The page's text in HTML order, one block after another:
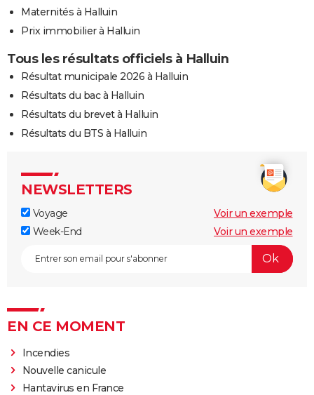
Maternités à Halluin
Prix immobilier à Halluin
Tous les résultats officiels à Halluin
Résultat municipale 2026 à Halluin
Résultats du bac à Halluin
Résultats du brevet à Halluin
Résultats du BTS à Halluin
NEWSLETTERS
Voyage
Voir un exemple
Week-End
Voir un exemple
EN CE MOMENT
Incendies
Nouvelle canicule
Hantavirus en France